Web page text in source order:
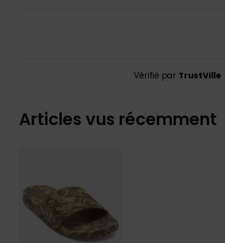
Vérifié par TrustVille
Articles vus récemment